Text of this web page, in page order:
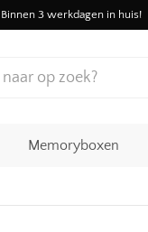
Binnen 3 werkdagen in huis!
Memoryboxen